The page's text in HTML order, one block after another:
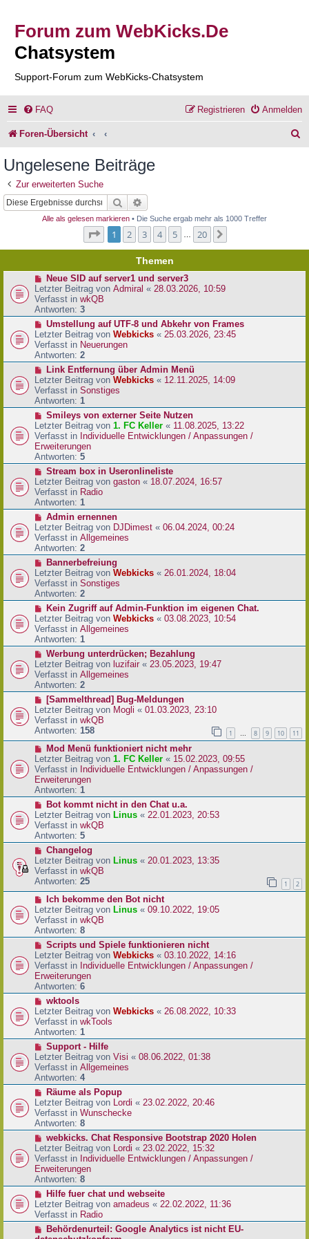
Forum zum WebKicks.De
Chatsystem
Support-Forum zum WebKicks-Chatsystem
FAQ Anmelden
Registrieren
Foren-Übersicht
Ungelesene Beiträge
Zur erweiterten Suche
Suche
Alle als gelesen markieren • Die Suche ergab mehr als 1000 Treffer
Seite von
1 2 3 4 5 20
Themen
N
e
u
e
r
B
e
i
t
a
g
Neue SID auf server1 und server3
Letzter Beitrag von Admiral « 28.03.2026, 10:59
Verfasst in wkQB
Antworten: 3
N
e
u
e
r
B
e
i
t
a
g
Umstellung auf UTF-8 und Abkehr von Frames
Letzter Beitrag von Webkicks « 25.03.2026, 23:45
Verfasst in Neuerungen
Antworten: 2
N
e
u
e
r
B
e
i
t
r
a
g
Link Entfernung über Admin Menü
Letzter Beitrag von Webkicks « 12.11.2025, 14:09
Verfasst in Sonstiges
Antworten: 1
N
e
u
e
r
B
e
i
t
r
a
g
Smileys von externer Seite Nutzen
Letzter Beitrag von 1. FC Keller « 11.08.2025, 13:22
Verfasst in Individuelle Entwicklungen / Anpassungen /
Erweiterungen
Antworten: 5
N
e
u
e
r
B
e
i
t
a
g
Stream box in Useronlineliste
Letzter Beitrag von gaston « 18.07.2024, 16:57
Verfasst in Radio
Antworten: 1
N
e
u
e
r
B
e
i
t
a
g
Admin ernennen
Letzter Beitrag von DJDimest « 06.04.2024, 00:24
Verfasst in Allgemeines
Antworten: 2
N
e
u
e
r
B
e
i
t
a
g
Bannerbefreiung
Letzter Beitrag von Webkicks « 26.01.2024, 18:04
Verfasst in Sonstiges
Antworten: 2
N
e
u
e
r
B
e
i
t
a
g
Kein Zugriff auf Admin-Funktion im eigenen Chat.
Letzter Beitrag von Webkicks « 03.08.2023, 10:54
Verfasst in Allgemeines
Antworten: 1
N
e
u
e
r
B
e
i
t
a
g
Werbung unterdrücken; Bezahlung
Letzter Beitrag von luzifair « 23.05.2023, 19:47
Verfasst in Allgemeines
Antworten: 2
N
e
u
e
r
B
e
i
t
r
a
g
[Sammelthread] Bug-Meldungen
Letzter Beitrag von Mogli « 01.03.2023, 23:10
Verfasst in wkQB
Antworten: 158 1 … 8 9 10 11
N
e
u
e
r
B
e
i
t
r
a
g
Mod Menü funktioniert nicht mehr
Letzter Beitrag von 1. FC Keller « 15.02.2023, 09:55
Verfasst in Individuelle Entwicklungen / Anpassungen /
Erweiterungen
Antworten: 1
N
e
u
e
r
B
e
i
t
a
g
Bot kommt nicht in den Chat u.a.
Letzter Beitrag von Linus « 22.01.2023, 20:53
Verfasst in wkQB
Antworten: 5
N
e
u
e
r
B
e
i
t
a
g
Changelog
Letzter Beitrag von Linus « 20.01.2023, 13:35
Verfasst in wkQB
Antworten: 25 1 2
N
e
u
e
r
B
e
i
t
r
a
g
Ich bekomme den Bot nicht
Letzter Beitrag von Linus « 09.10.2022, 19:05
Verfasst in wkQB
Antworten: 8
N
e
u
e
r
B
e
i
t
r
a
g
Scripts und Spiele funktionieren nicht
Letzter Beitrag von Webkicks « 03.10.2022, 14:16
Verfasst in Individuelle Entwicklungen / Anpassungen /
Erweiterungen
Antworten: 6
N
e
u
e
r
B
e
i
t
a
g
wktools
Letzter Beitrag von Webkicks « 26.08.2022, 10:33
Verfasst in wkTools
Antworten: 1
N
e
u
e
r
B
e
i
t
a
g
Support - Hilfe
Letzter Beitrag von Visi « 08.06.2022, 01:38
Verfasst in Allgemeines
Antworten: 4
N
e
u
e
r
B
e
i
t
r
a
g
Räume als Popup
Letzter Beitrag von Lordi « 23.02.2022, 20:46
Verfasst in Wunschecke
Antworten: 8
N
e
u
e
r
B
e
i
t
webkicks. Chat Responsive Bootstrap 2020 Holen
Letzter Beitrag von Lordi « 23.02.2022, 15:32
Verfasst in Individuelle Entwicklungen / Anpassungen /
Erweiterungen
Antworten: 8
N
e
u
e
Hilfe fuer chat und webseite
Letzter Beitrag von amadeus « 22.02.2022, 11:36
Verfasst in Radio
NBehördenurteil: Google Analytics ist nicht EU-